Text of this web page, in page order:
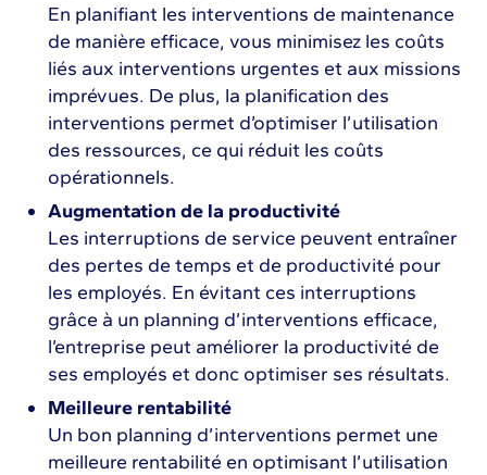
En planifiant les interventions de maintenance
de manière efficace, vous minimisez les coûts
liés aux interventions urgentes et aux missions
imprévues. De plus, la planification des
interventions permet d’optimiser l’utilisation
des ressources, ce qui réduit les coûts
opérationnels.
Augmentation de la productivité
Les interruptions de service peuvent entraîner
des pertes de temps et de productivité pour
les employés. En évitant ces interruptions
grâce à un planning d’interventions efficace,
l’entreprise peut améliorer la productivité de
ses employés et donc optimiser ses résultats.
Meilleure rentabilité
Un bon planning d’interventions permet une
meilleure rentabilité en optimisant l’utilisation